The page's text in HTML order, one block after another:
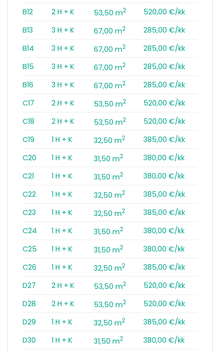
B12
2 H + K 53,50 m2
520,00 €/kk
B13
3 H + K 67,00 m2
285,00 €/kk
B14
3 H + K 67,00 m2
285,00 €/kk
B15
3 H + K 67,00 m2
285,00 €/kk
B16
3 H + K 67,00 m2
285,00 €/kk
C17
2 H + K 53,50 m2
520,00 €/kk
C18
2 H + K 53,50 m2
520,00 €/kk
C19
1 H + K 32,50 m2
385,00 €/kk
C20
1 H + K 31,50 m2
380,00 €/kk
C21
1 H + K 31,50 m2
380,00 €/kk
C22
1 H + K 32,50 m2
385,00 €/kk
C23
1 H + K 32,50 m2
385,00 €/kk
C24
1 H + K 31,50 m2
380,00 €/kk
C25
1 H + K 31,50 m2
380,00 €/kk
C26
1 H + K 32,50 m2
385,00 €/kk
D27
2 H + K 53,50 m2
520,00 €/kk
D28
2 H + K 53,50 m2
520,00 €/kk
D29
1 H + K 32,50 m2
385,00 €/kk
D30
1 H + K 31,50 m2
380,00 €/kk